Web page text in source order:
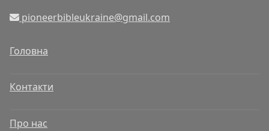
pioneerbibleukraine@gmail.com
Головна
Контакти
Про нас